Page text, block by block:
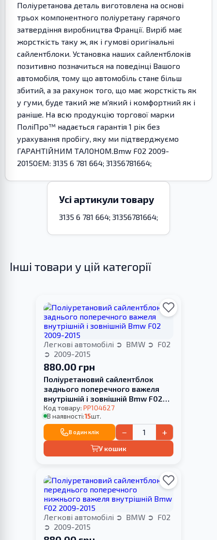
Поліуретанова деталь виготовлена на основі
трьох компонентного поліуретану гарячого
затвердіння виробництва Франції. Виріб має
жорсткість таку ж, як і гумові оригінальні
сайлентблоки. Установка наших сайлентблоків
позитивно позначиться на поведінці Вашого
автомобіля, тому що автомобіль стане більш
збитий, а за рахунок того, що має жорсткість як
у гуми, буде такий же м'який і комфортний як і
раніше. На всю продукцію торгової марки
ПоліПро™ надається гарантія 1 рік без
урахування пробігу, яку ми підтверджуємо
ГАРАНТІЙНИМ ТАЛОНОМ.Bmw F02 2009-
2015OEM: 3135 6 781 664; 31356781664;
Усі артикули товару
3135 6 781 664; 31356781664;
Інші товари у цій категорії
Легкові автомобілі BMW
F02
2009-2015
880.00 грн
Поліуретановий сайлентблок
заднього поперечного важеля
внутрішній і зовнішній Bmw F02
2009-2015
Код товару: PP104627
В наявності:15шт.
В один клік − +
У кошик
Легкові автомобілі BMW
F02
2009-2015